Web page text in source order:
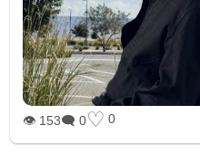
👁 153🗨 0♡ 0